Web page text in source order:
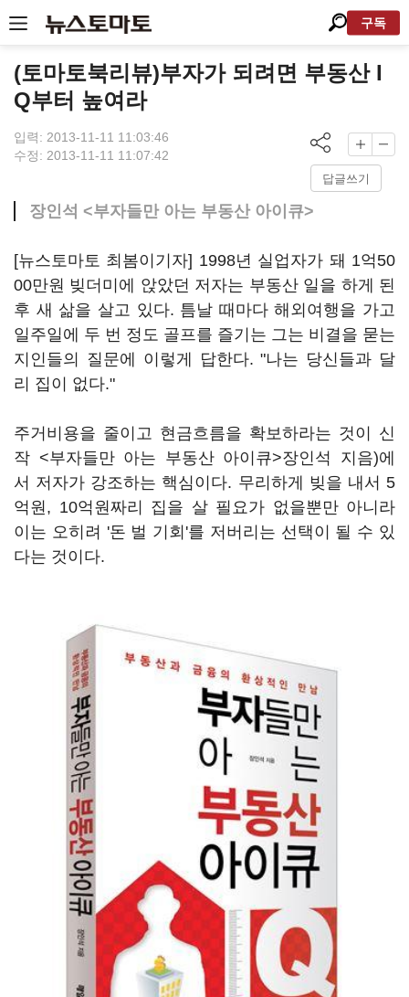
구독
(토마토북리뷰)부자가 되려면 부동산 I
Q부터 높여라
입력: 2013-11-11 11:03:46
수정: 2013-11-11 11:07:42
답글쓰기
장인석 <부자들만 아는 부동산 아이큐>
[뉴스토마토 최봄이기자] 1998년 실업자가 돼 1억50
00만원 빚더미에 앉았던 저자는 부동산 일을 하게 된
후 새 삶을 살고 있다. 틈날 때마다 해외여행을 가고
일주일에 두 번 정도 골프를 즐기는 그는 비결을 묻는
지인들의 질문에 이렇게 답한다. "나는 당신들과 달
리 집이 없다."
주거비용을 줄이고 현금흐름을 확보하라는 것이 신
작 <부자들만 아는 부동산 아이큐>장인석 지음)에
서 저자가 강조하는 핵심이다. 무리하게 빚을 내서 5
억원, 10억원짜리 집을 살 필요가 없을뿐만 아니라
이는 오히려 '돈 벌 기회'를 저버리는 선택이 될 수 있
다는 것이다.